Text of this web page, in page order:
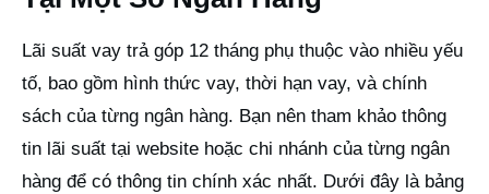
Lãi suất vay trả góp 12 tháng phụ thuộc vào nhiều yếu
tố, bao gồm hình thức vay, thời hạn vay, và chính
sách của từng ngân hàng. Bạn nên tham khảo thông
tin lãi suất tại website hoặc chi nhánh của từng ngân
hàng để có thông tin chính xác nhất. Dưới đây là bảng